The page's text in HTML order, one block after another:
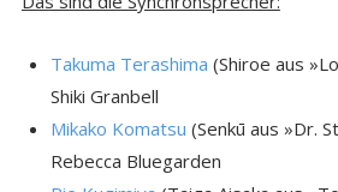
Takuma Terashima (Shiroe aus
Shiki Granbell
Mikako Komatsu (Senkū aus »Dr.
Rebecca Bluegarden